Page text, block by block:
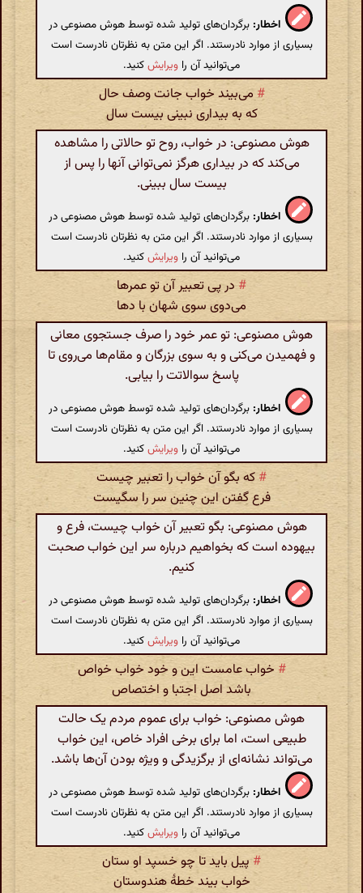
اخطار: برگردان‌های تولید شده توسط هوش مصنوعی در
بسیاری از موارد نادرستند. اگر این متن به نظرتان نادرست است
می‌توانید آن را ویرایشکنید.
# می‌بیند خواب جانت وصف حال
که به بیداری نبینی بیست سال
هوش مصنوعی: در خواب، روح تو حالاتی را مشاهده
می‌کند که در بیداری هرگز نمی‌توانی آنها را پس از
بیست سال ببینی.
اخطار: برگردان‌های تولید شده توسط هوش مصنوعی در
بسیاری از موارد نادرستند. اگر این متن به نظرتان نادرست است
می‌توانید آن را ویرایشکنید.
# در پی تعبیر آن تو عمرها
می‌دوی سوی شهان با دها
هوش مصنوعی: تو عمر خود را صرف جستجوی معانی
و فهمیدن می‌کنی و به سوی بزرگان و مقام‌ها می‌روی تا
پاسخ سوالاتت را بیابی.
اخطار: برگردان‌های تولید شده توسط هوش مصنوعی در
بسیاری از موارد نادرستند. اگر این متن به نظرتان نادرست است
می‌توانید آن را ویرایشکنید.
# که بگو آن خواب را تعبیر چیست
فرع گفتن این چنین سر را سگیست
هوش مصنوعی: بگو تعبیر آن خواب چیست، فرع و
بیهوده است که بخواهیم درباره سر این خواب صحبت
کنیم.
اخطار: برگردان‌های تولید شده توسط هوش مصنوعی در
بسیاری از موارد نادرستند. اگر این متن به نظرتان نادرست است
می‌توانید آن را ویرایشکنید.
# خواب عامست این و خود خواب خواص
باشد اصل اجتبا و اختصاص
هوش مصنوعی: خواب برای عموم مردم یک حالت
طبیعی است، اما برای برخی افراد خاص، این خواب
می‌تواند نشانه‌ای از برگزیدگی و ویژه بودن آن‌ها باشد.
اخطار: برگردان‌های تولید شده توسط هوش مصنوعی در
بسیاری از موارد نادرستند. اگر این متن به نظرتان نادرست است
می‌توانید آن را ویرایشکنید.
#پیل باید تا چو خسپد او ستان
خواب بیند خطهٔ هندوستان